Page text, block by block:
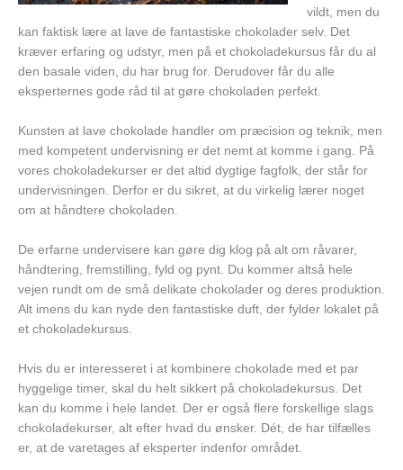
vildt, men du
kan faktisk lære at lave de fantastiske chokolader selv. Det
kræver erfaring og udstyr, men på et chokoladekursus får du al
den basale viden, du har brug for. Derudover får du alle
eksperternes gode råd til at gøre chokoladen perfekt.
Kunsten at lave chokolade handler om præcision og teknik, men
med kompetent undervisning er det nemt at komme i gang. På
vores chokoladekurser er det altid dygtige fagfolk, der står for
undervisningen. Derfor er du sikret, at du virkelig lærer noget
om at håndtere chokoladen.
De erfarne undervisere kan gøre dig klog på alt om råvarer,
håndtering, fremstilling, fyld og pynt. Du kommer altså hele
vejen rundt om de små delikate chokolader og deres produktion.
Alt imens du kan nyde den fantastiske duft, der fylder lokalet på
et chokoladekursus.
Hvis du er interesseret i at kombinere chokolade med et par
hyggelige timer, skal du helt sikkert på chokoladekursus. Det
kan du komme i hele landet. Der er også flere forskellige slags
chokoladekurser, alt efter hvad du ønsker. Dét, de har tilfælles
er, at de varetages af eksperter indenfor området.